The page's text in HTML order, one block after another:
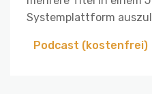
Systemplattform
Podcast (kostenfrei)